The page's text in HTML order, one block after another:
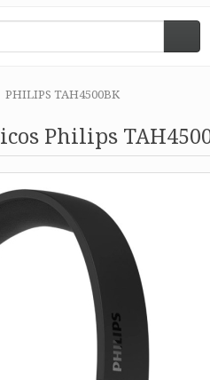
PHILIPS TAH4500BK
Philips